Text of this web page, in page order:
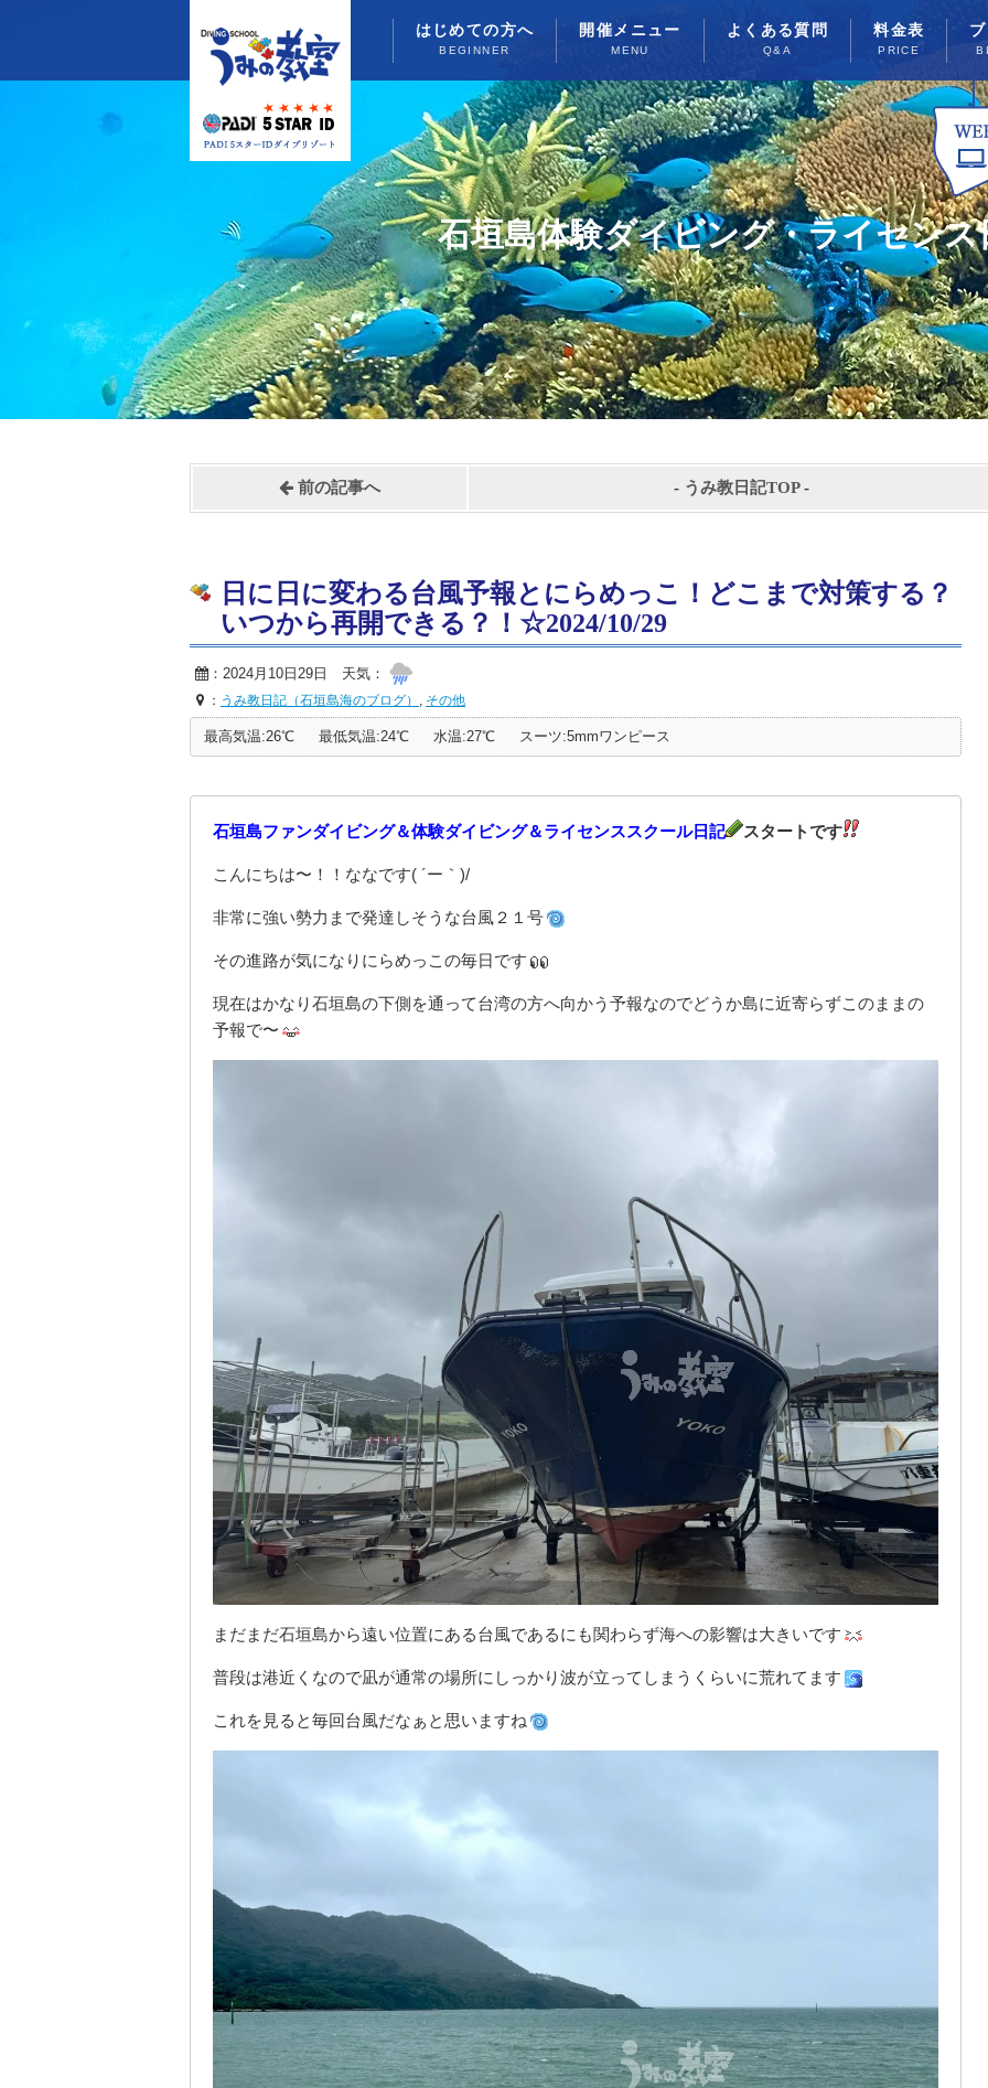
はじめての方へ
BEGINNER
開催メニュー
MENU
よくある質問
Q&A
料金表
PRICE
石垣島体験ダイビング・ライセンス
前の記事へ - うみ教日記TOP-
日に日に変わる台風予報とにらめっこ！どこまで対策する？
いつから再開できる？！☆2024/10/29
：2024月10日29日 天気：
： うみ教日記（石垣島海のブログ） , その他
最高気温:26℃ 最低気温:24℃ 水温:27℃ スーツ:5mmワンピース
石垣島ファンダイビング＆体験ダイビング＆ライセンススクール日記 スタートです
こんにちは〜！！ななです( ´ー｀)/
非常に強い勢力まで発達しそうな台風２１号
その進路が気になりにらめっこの毎日です
現在はかなり石垣島の下側を通って台湾の方へ向かう予報なのでどうか島に近寄らずこのままの
予報で〜
まだまだ石垣島から遠い位置にある台風であるにも関わらず海への影響は大きいです
普段は港近くなので凪が通常の場所にしっかり波が立ってしまうくらいに荒れてます
これを見ると毎回台風だなぁと思いますね